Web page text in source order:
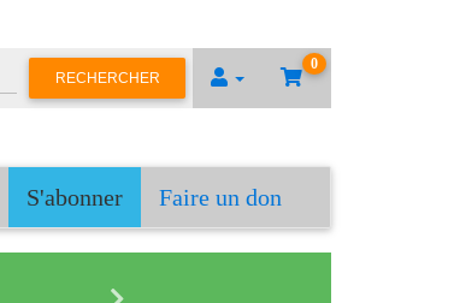
0
RECHERCHER
S'abonner Faire un don